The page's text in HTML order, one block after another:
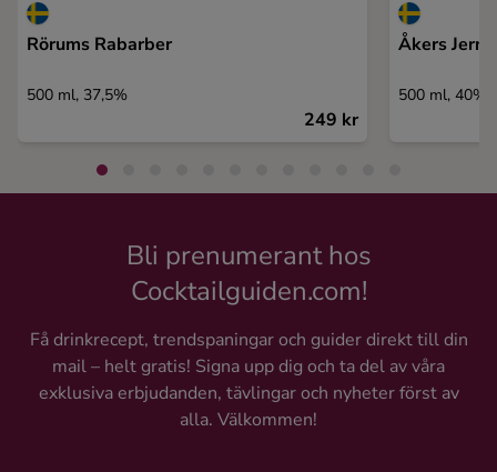
Rörums Rabarber
500 ml, 37,5%
249 kr
Åkers Jern
500 ml, 40%
Bli prenumerant hos
Cocktailguiden.com!
Få drinkrecept, trendspaningar och guider direkt till din
mail – helt gratis! Signa upp dig och ta del av våra
exklusiva erbjudanden, tävlingar och nyheter först av
alla. Välkommen!